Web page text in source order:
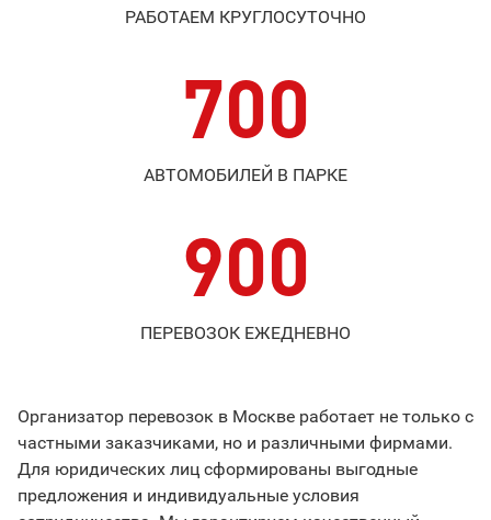
РАБОТАЕМ КРУГЛОСУТОЧНО
700
АВТОМОБИЛЕЙ В ПАРКЕ
900
ПЕРЕВОЗОК ЕЖЕДНЕВНО
Организатор перевозок в Москве работает не только с
частными заказчиками, но и различными фирмами.
Для юридических лиц сформированы выгодные
предложения и индивидуальные условия